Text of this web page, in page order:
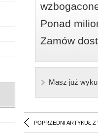
Ponad
Zamów
Masz już
POPRZEDNI ARTYKUŁ Z